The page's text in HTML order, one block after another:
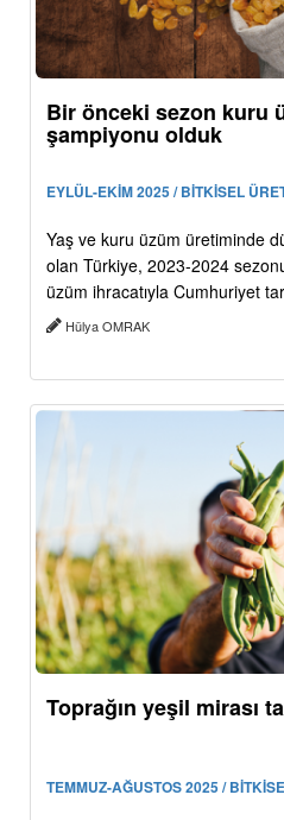
Bir önceki sezon kuru
şampiyonu olduk
EYLÜL-EKİM 2025 / BİTKİSEL
Yaş ve kuru üzüm üretiminde
olan Türkiye, 2023-2024
üzüm ihracatıyla Cumhuriyet
Hülya OMRAK
Toprağın yeşil mirası
TEMMUZ-AĞUSTOS 2025 /